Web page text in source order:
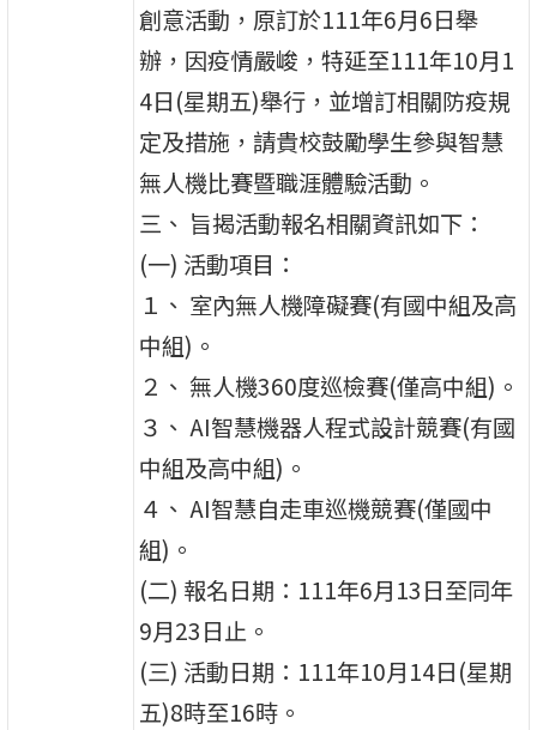
創意活動，原訂於111年6月6日舉
辦，因疫情嚴峻，特延至111年10月1
4日(星期五)舉行，並增訂相關防疫規
定及措施，請貴校鼓勵學生參與智慧
無人機比賽暨職涯體驗活動。
三、 旨揭活動報名相關資訊如下：
(一) 活動項目：
１、 室內無人機障礙賽(有國中組及高
中組)。
２、 無人機360度巡檢賽(僅高中組)。
３、 AI智慧機器人程式設計競賽(有國
中組及高中組)。
４、 AI智慧自走車巡機競賽(僅國中
組)。
(二) 報名日期：111年6月13日至同年
9月23日止。
(三) 活動日期：111年10月14日(星期
五)8時至16時。